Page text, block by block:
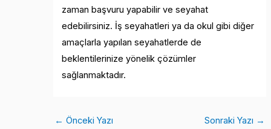
zaman başvuru yapabilir ve seyahat
edebilirsiniz. İş seyahatleri ya da okul gibi diğer
amaçlarla yapılan seyahatlerde de
beklentilerinize yönelik çözümler
sağlanmaktadır.
← Önceki Yazı Sonraki Yazı →